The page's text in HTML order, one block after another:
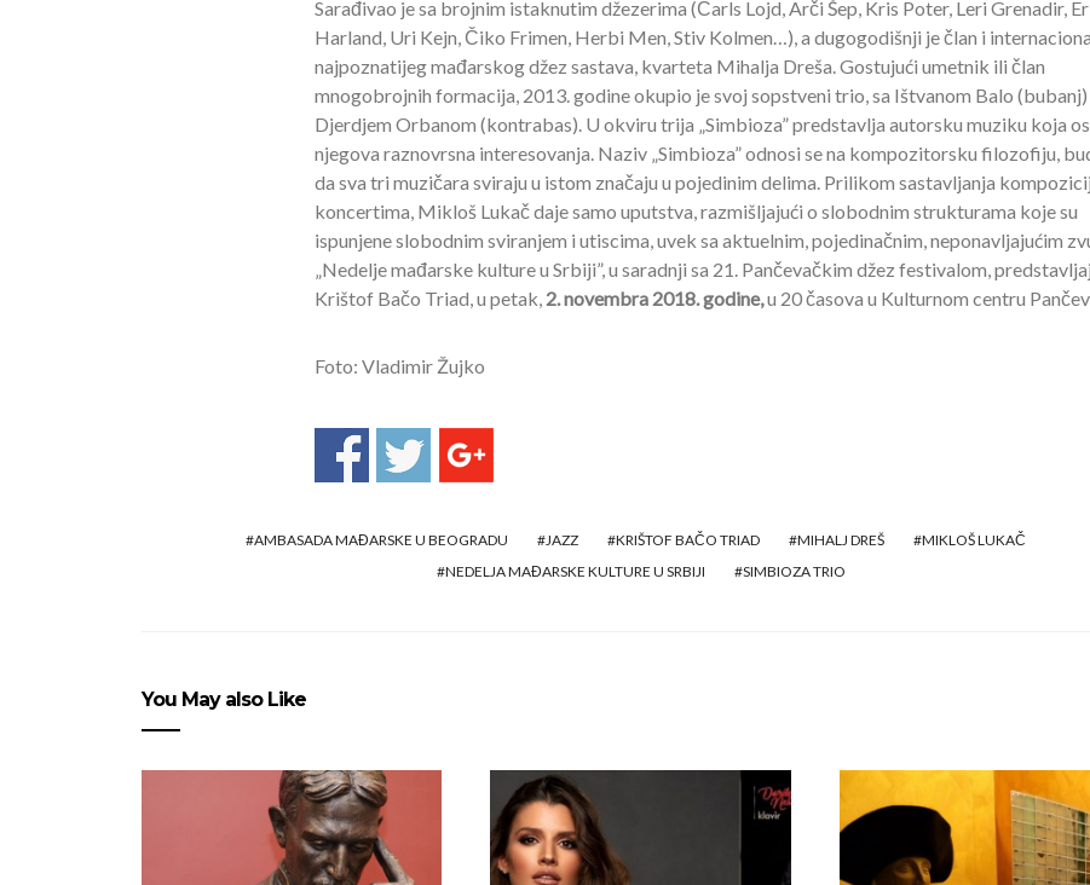
Sarađivao je sa brojnim istaknutim džezerima (Čarls Lojd, Arči Šep, Kris Poter, Leri Grenadir,
Harland, Uri Kejn, Čiko Frimen, Herbi Men, Stiv Kolmen…), a dugogodišnji je član i
najpoznatijeg mađarskog džez sastava, kvarteta Mihalja Dreša. Gostujući umetnik ili član
mnogobrojnih formacija, 2013. godine okupio je svoj sopstveni trio, sa Ištvanom Balo (bubanj)
Djerdjem Orbanom (kontrabas). U okviru trija „Simbioza” predstavlja autorsku muziku koja
njegova raznovrsna interesovanja. Naziv „Simbioza” odnosi se na kompozitorsku filozofiju,
da sva tri muzičara sviraju u istom značaju u pojedinim delima. Prilikom sastavljanja
koncertima, Mikloš Lukač daje samo uputstva, razmišljajući o slobodnim strukturama koje su
ispunjene slobodnim sviranjem i utiscima, uvek sa aktuelnim, pojedinačnim, neponavljajućim
„Nedelje mađarske kulture u Srbiji”, u saradnji sa 21. Pančevačkim džez festivalom,
Krištof Bačo Triad, u petak,2. novembra 2018. godine,u 20 časova u Kulturnom centru
Foto: Vladimir Žujko
AMBASADA MAĐARSKE U BEOGRADU JAZZ KRIŠTOF BAČO TRIAD MIHALJ DREŠ
MIKLOŠ LUKAČ
NEDELJA MAĐARSKE KULTURE U SRBIJI
SIMBIOZA TRIO
You May also Like